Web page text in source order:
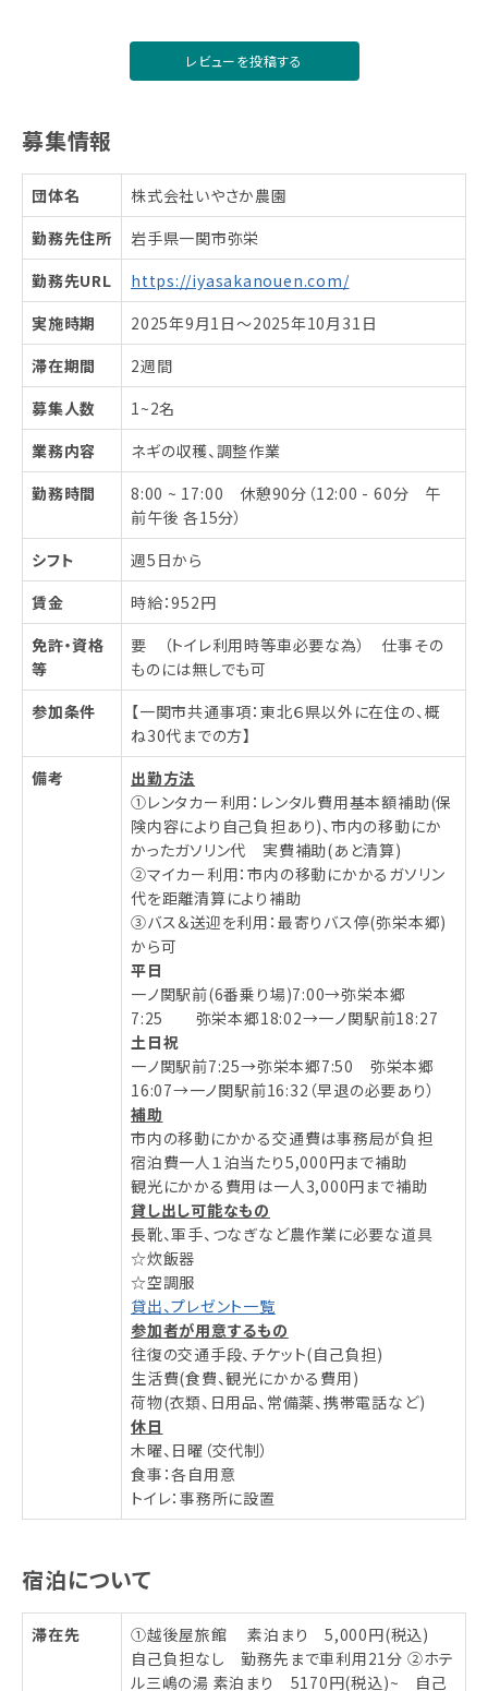
レビューを投稿する
募集情報
団体名
株式会社いやさか農園
勤務先住所
岩手県一関市弥栄
勤務先URL
https://iyasakanouen.com/
実施時期
2025年9月1日〜2025年10月31日
滞在期間
2週間
募集人数
1~2名
業務内容
ネギの収穫、調整作業
勤務時間
8:00 ~ 17:00 休憩90分（12:00 - 60分 午
前午後 各15分）
シフト
週5日から
賃金
時給：952円
免許・資格
等
要 （トイレ利用時等車必要な為） 仕事その
ものには無しでも可
参加条件
【一関市共通事項：東北６県以外に在住の、概
ね30代までの方】
備考
出勤方法
①レンタカー利用：レンタル費用基本額補助(保
険内容により自己負担あり)、市内の移動にか
かったガソリン代 実費補助(あと清算)
②マイカー利用：市内の移動にかかるガソリン
代を距離清算により補助
③バス＆送迎を利用：最寄りバス停(弥栄本郷)
から可
平日
一ノ関駅前(6番乗り場)7:00→弥栄本郷
7:25 弥栄本郷18:02→一ノ関駅前18:27
土日祝
一ノ関駅前7:25→弥栄本郷7:50 弥栄本郷
16:07→一ノ関駅前16:32（早退の必要あり）
補助
市内の移動にかかる交通費は事務局が負担
宿泊費一人１泊当たり5,000円まで補助
観光にかかる費用は一人3,000円まで補助
貸し出し可能なもの
長靴、軍手、つなぎなど農作業に必要な道具
☆炊飯器
☆空調服
貸出、プレゼント一覧
参加者が用意するもの
往復の交通手段、チケット(自己負担)
生活費(食費、観光にかかる費用)
荷物(衣類、日用品、常備薬、携帯電話など)
休日
木曜、日曜（交代制）
食事：各自用意
トイレ：事務所に設置
宿泊について
滞在先
①越後屋旅館 素泊まり 5,000円(税込)
自己負担なし 勤務先まで車利用21分 ②ホテ
ル三嶋の湯 素泊まり 5170円(税込)~ 自己